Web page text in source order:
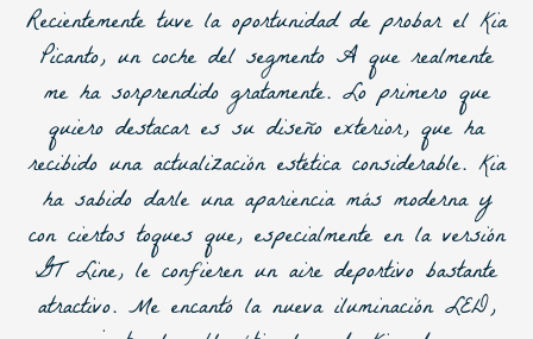
Recientemente tuve la oportunidad de probar el Kia
Picanto, un coche del segmento A que realmente
me ha sorprendido gratamente. Lo primero que
quiero destacar es su diseño exterior, que ha
recibido una actualización estética considerable. Kia
ha sabido darle una apariencia más moderna y
con ciertos toques que, especialmente en la versión
GT Line, le confieren un aire deportivo bastante
atractivo. Me encantó la nueva iluminación LED,